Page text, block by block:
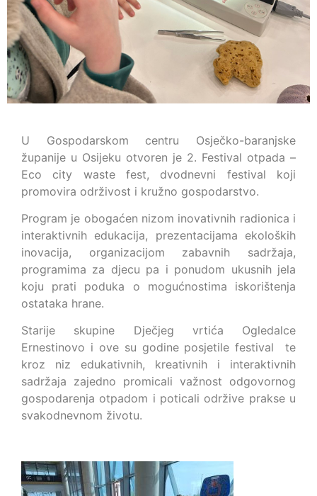
U Gospodarskom centru Osječko-baranjske
županije u Osijeku otvoren je 2. Festival otpada –
Eco city waste fest, dvodnevni festival koji
promovira održivost i kružno gospodarstvo.
Program je obogaćen nizom inovativnih radionica i
interaktivnih edukacija, prezentacijama ekoloških
inovacija, organizacijom zabavnih sadržaja,
programima za djecu pa i ponudom ukusnih jela
koju prati poduka o mogućnostima iskorištenja
ostataka hrane.
Starije skupine Dječjeg vrtića Ogledalce
Ernestinovo i ove su godine posjetile festival te
kroz niz edukativnih, kreativnih i interaktivnih
sadržaja zajedno promicali važnost odgovornog
gospodarenja otpadom i poticali održive prakse u
svakodnevnom životu.